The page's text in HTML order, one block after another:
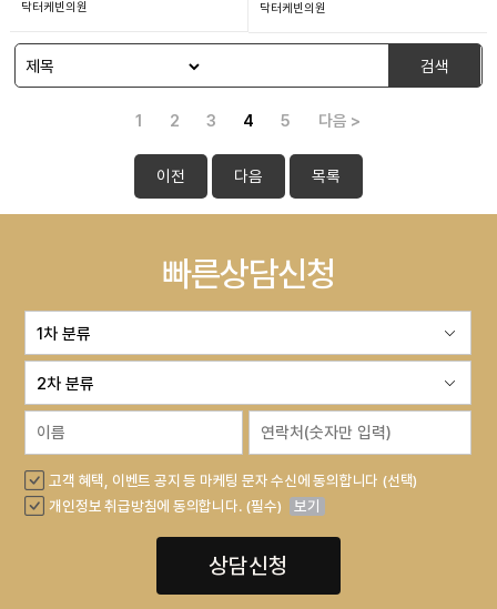
닥터케빈의원 닥터케빈의원
검색
1 2 3 4 5 다음 >
이전 다음 목록
빠른상담신청
고객 혜택, 이벤트 공지 등 마케팅 문자 수신에 동의합니다 (선택)
개인정보 취급방침에 동의합니다. (필수)
보기
상담신청